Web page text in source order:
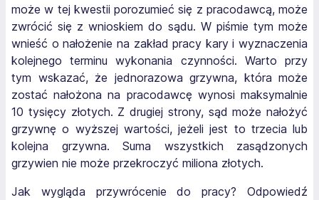
może w tej kwestii porozumieć się z pracodawcą, może
zwrócić się z wnioskiem do sądu. W piśmie tym może
wnieść o nałożenie na zakład pracy kary i wyznaczenia
kolejnego terminu wykonania czynności. Warto przy
tym wskazać, że jednorazowa grzywna, która może
zostać nałożona na pracodawcę wynosi maksymalnie
10 tysięcy złotych. Z drugiej strony, sąd może nałożyć
grzywnę o wyższej wartości, jeżeli jest to trzecia lub
kolejna grzywna. Suma wszystkich zasądzonych
grzywien nie może przekroczyć miliona złotych.
Jak wygląda przywrócenie do pracy? Odpowiedź